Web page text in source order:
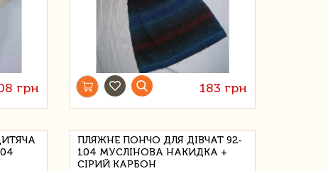
грн 183 грн
ПЛЯЖНЕ ПОНЧО ДЛЯ ДІВЧАТ 92-
104 МУСЛІНОВА НАКИДКА +
СІРИЙ КАРБОН